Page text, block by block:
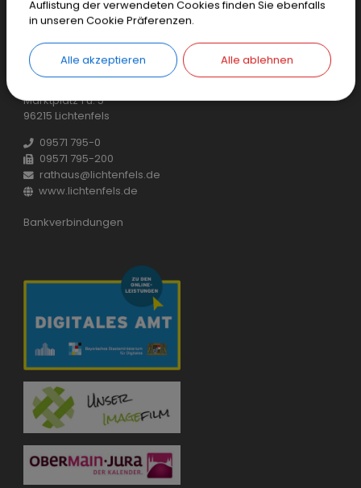
Einwohnermeldeamt, Tourist-Information und weitere
spezielle Öffnungszeiten
Stadt Lichtenfels
Marktplatz 1 u. 5
96215 Lichtenfels
09571 795-0
09571 795-200
rathaus@lichtenfels.de
www.lichtenfels.de
Bankverbindungen
Auflistung der verwendeten Cookies finden Sie ebenfalls
in unseren Cookie Präferenzen.
Alle akzeptieren Alle ablehnen